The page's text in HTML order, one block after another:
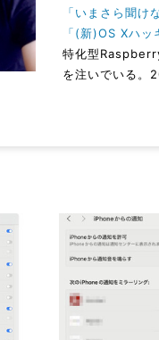
「いまさら聞け
「(新)OS Xハッ
特化型
を注いでいる。